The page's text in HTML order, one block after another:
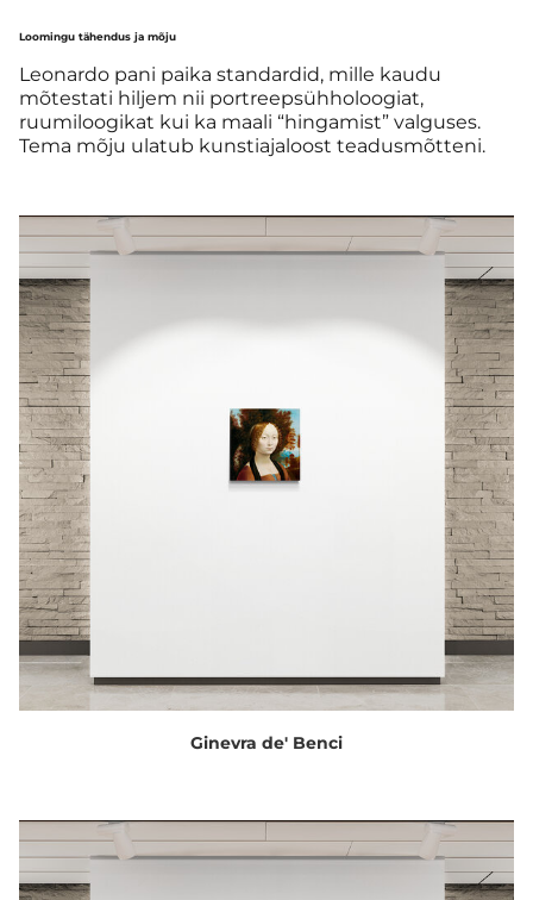
Loomingu tähendus ja mõju
Leonardo pani paika standardid, mille kaudu
mõtestati hiljem nii portreepsühholoogiat,
ruumiloogikat kui ka maali “hingamist” valguses.
Tema mõju ulatub kunstiajaloost teadusmõtteni.
Ginevra de' Benci